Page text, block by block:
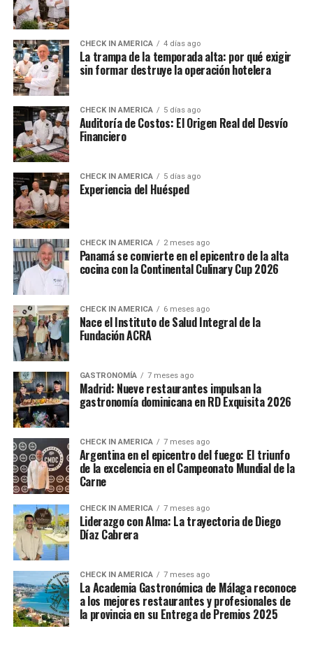
CHECK IN AMERICA 4 días ago
La trampa de la temporada alta: por qué exigir
sin formar destruye la operación hotelera
CHECK IN AMERICA 5 días ago
Auditoría de Costos: El Origen Real del Desvío
Financiero
CHECK IN AMERICA 5 días ago
Experiencia del Huésped
CHECK IN AMERICA 2 meses ago
Panamá se convierte en el epicentro de la alta
cocina con la Continental Culinary Cup 2026
CHECK IN AMERICA 6 meses ago
Nace el Instituto de Salud Integral de la
Fundación ACRA
GASTRONOMÍA 7 meses ago
Madrid: Nueve restaurantes impulsan la
gastronomía dominicana en RD Exquisita 2026
CHECK IN AMERICA 7 meses ago
Argentina en el epicentro del fuego: El triunfo
de la excelencia en el Campeonato Mundial de la
Carne
CHECK IN AMERICA 7 meses ago
Liderazgo con Alma: La trayectoria de Diego
Díaz Cabrera
CHECK IN AMERICA 7 meses ago
La Academia Gastronómica de Málaga reconoce
a los mejores restaurantes y profesionales de
la provincia en su Entrega de Premios 2025